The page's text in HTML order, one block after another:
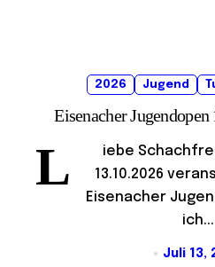
2026 Jugend
Eisenacher
L
iebe
13.10.2026
Eisenacher
ich...
Juli 13,